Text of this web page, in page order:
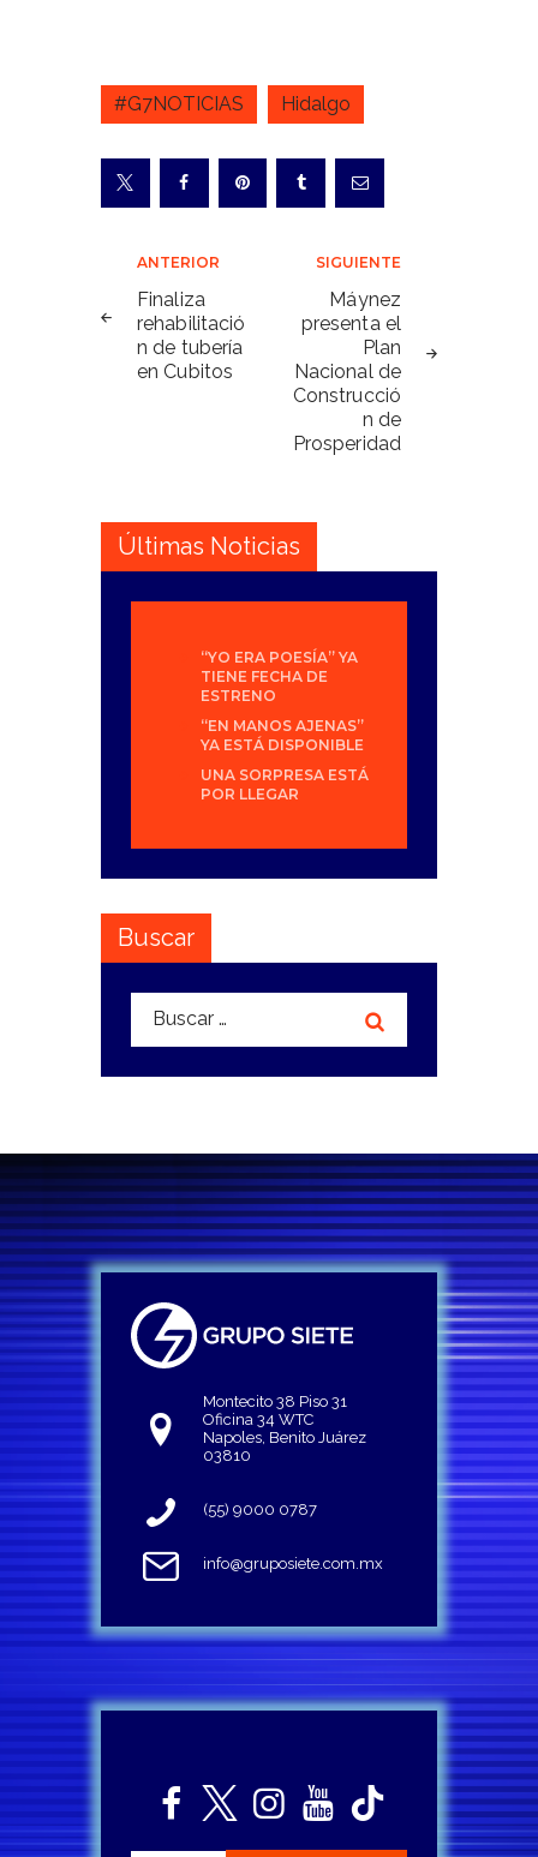
#G7NOTICIAS Hidalgo
Navegación
de
entradas
ANTERIOR
Finaliza
rehabilitació
n de tubería
en Cubitos
SIGUIENTE
Máynez
presenta el
Plan
Nacional de
Construcció
n de
Prosperidad
Últimas Noticias
“YO ERA POESÍA” YA
TIENE FECHA DE
ESTRENO
“EN MANOS AJENAS”
YA ESTÁ DISPONIBLE
UNA SORPRESA ESTÁ
POR LLEGAR
Buscar
Buscar:
Montecito 38 Piso 31
Oficina 34 WTC
Napoles, Benito Juárez
03810
(55) 9000 0787
info@gruposiete.com.mx